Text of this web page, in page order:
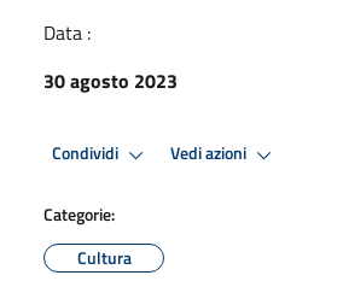
Data :
30 agosto 2023
Condividi Vedi azioni
Categorie:
Cultura